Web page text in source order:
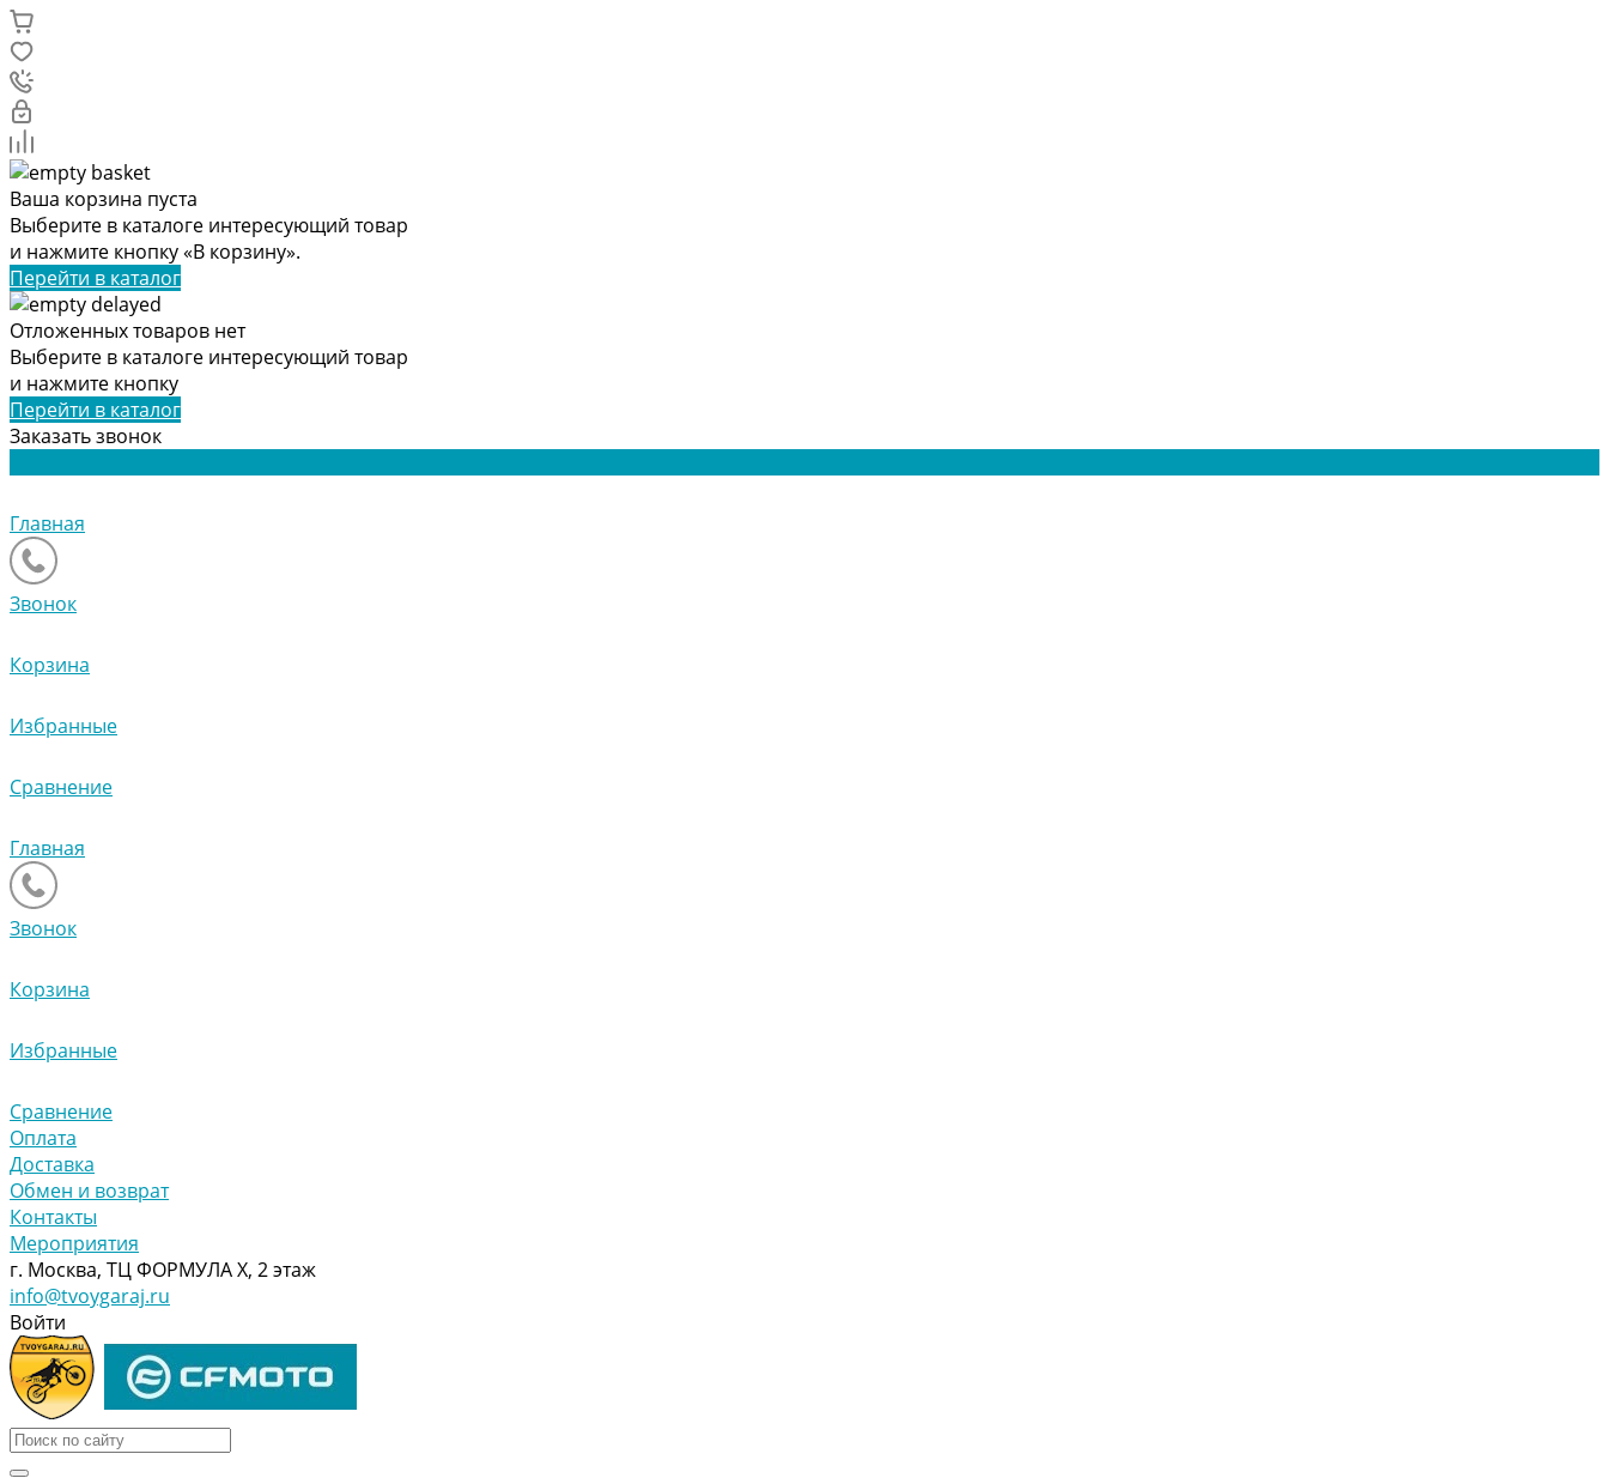
Ваша корзина пуста
Выберите в каталоге интересующий товар
и нажмите кнопку «В корзину».
Перейти в каталог
Отложенных товаров нет
Выберите в каталоге интересующий товар
и нажмите кнопку
Перейти в каталог
Заказать звонок
Главная
Звонок
Корзина
Избранные
Сравнение
Главная
Звонок
Корзина
Избранные
Сравнение
Оплата
Доставка
Обмен и возврат
Контакты
Мероприятия
г. Москва, ТЦ ФОРМУЛА Х, 2 этаж
info@tvoygaraj.ru
Войти